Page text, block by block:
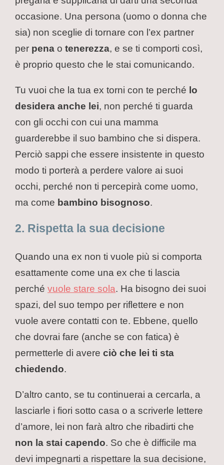
occasione. Una persona (uomo o donna che
sia) non sceglie di tornare con l’ex partner
per pena o tenerezza, e se ti comporti così,
è proprio questo che le stai comunicando.
Tu vuoi che la tua ex torni con te perché lo
desidera anche lei, non perché ti guarda
con gli occhi con cui una mamma
guarderebbe il suo bambino che si dispera.
Perciò sappi che essere insistente in questo
modo ti porterà a perdere valore ai suoi
occhi, perché non ti percepirà come uomo,
ma come bambino bisognoso.
2. Rispetta la sua decisione
Quando una ex non ti vuole più si comporta
esattamente come una ex che ti lascia
perché vuole stare sola. Ha bisogno dei suoi
spazi, del suo tempo per riflettere e non
vuole avere contatti con te. Ebbene, quello
che dovrai fare (anche se con fatica) è
permetterle di avere ciò che lei ti sta
chiedendo.
D’altro canto, se tu continuerai a cercarla, a
lasciarle i fiori sotto casa o a scriverle lettere
d’amore, lei non farà altro che ribadirti che
non la stai capendo. So che è difficile ma
devi impegnarti a rispettare la sua decisione,